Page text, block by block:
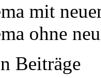
mit
ohne
Beiträge